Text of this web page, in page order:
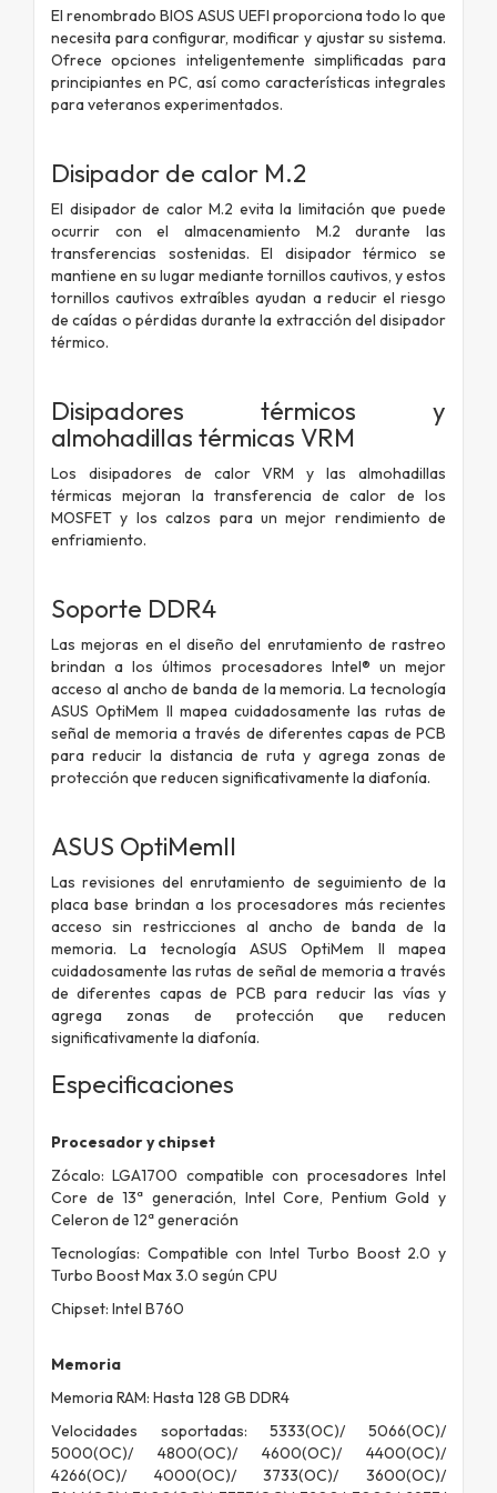
El renombrado BIOS ASUS UEFI proporciona todo lo que
necesita para configurar, modificar y ajustar su sistema.
Ofrece opciones inteligentemente simplificadas para
principiantes en PC, así como características integrales
para veteranos experimentados.
Disipador de calor M.2
El disipador de calor M.2 evita la limitación que puede
ocurrir con el almacenamiento M.2 durante las
transferencias sostenidas. El disipador térmico se
mantiene en su lugar mediante tornillos cautivos, y estos
tornillos cautivos extraíbles ayudan a reducir el riesgo
de caídas o pérdidas durante la extracción del disipador
térmico.
Disipadores térmicos y
almohadillas térmicas VRM
Los disipadores de calor VRM y las almohadillas
térmicas mejoran la transferencia de calor de los
MOSFET y los calzos para un mejor rendimiento de
enfriamiento.
Soporte DDR4
Las mejoras en el diseño del enrutamiento de rastreo
brindan a los últimos procesadores Intel® un mejor
acceso al ancho de banda de la memoria. La tecnología
ASUS OptiMem II mapea cuidadosamente las rutas de
señal de memoria a través de diferentes capas de PCB
para reducir la distancia de ruta y agrega zonas de
protección que reducen significativamente la diafonía.
ASUS OptiMemII
Las revisiones del enrutamiento de seguimiento de la
placa base brindan a los procesadores más recientes
acceso sin restricciones al ancho de banda de la
memoria. La tecnología ASUS OptiMem II mapea
cuidadosamente las rutas de señal de memoria a través
de diferentes capas de PCB para reducir las vías y
agrega zonas de protección que reducen
significativamente la diafonía.
Especificaciones
Procesador y chipset
Zócalo: LGA1700 compatible con procesadores Intel
Core de 13ª generación, Intel Core, Pentium Gold y
Celeron de 12ª generación
Tecnologías: Compatible con Intel Turbo Boost 2.0 y
Turbo Boost Max 3.0 según CPU
Chipset: Intel B760
Memoria
Memoria RAM: Hasta 128 GB DDR4
Velocidades soportadas: 5333(OC)/ 5066(OC)/
5000(OC)/ 4800(OC)/ 4600(OC)/ 4400(OC)/
4266(OC)/ 4000(OC)/ 3733(OC)/ 3600(OC)/